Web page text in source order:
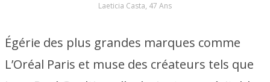
Laeticia Casta, 47 Ans
Égérie des plus grandes marques comme
L’Oréal Paris et muse des créateurs tels que